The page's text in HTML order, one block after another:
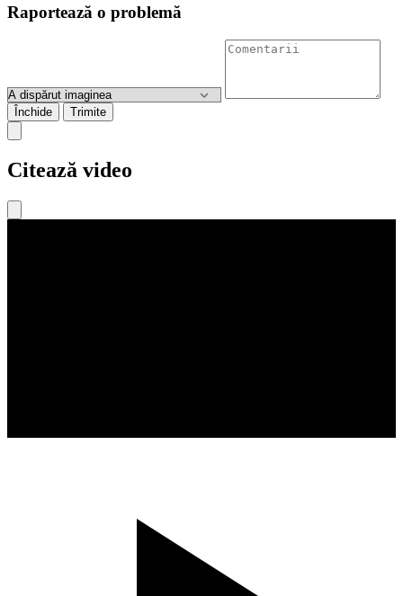
Raportează o problemă
Închide Trimite
Citează video